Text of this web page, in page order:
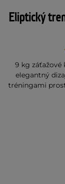
Eliptický
9 kg záťažové
elegantný
tréningami